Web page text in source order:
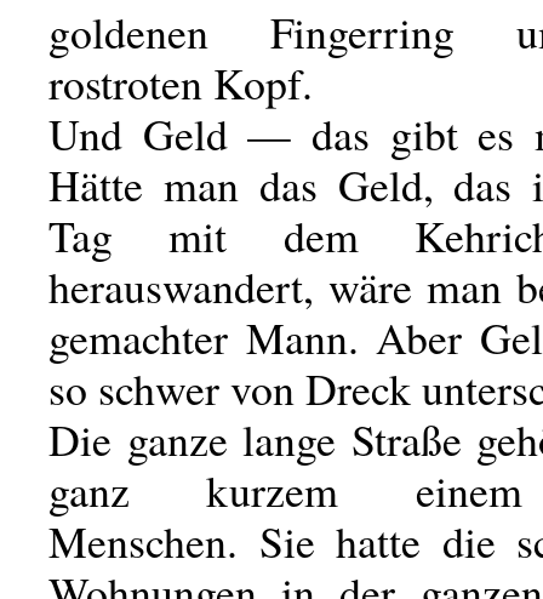
goldenen Fingerring
rostroten Kopf.
Und Geld — das gibt es
Hätte man das Geld, das
Tag mit dem
herauswandert, wäre man
gemachter Mann. Aber
so schwer von Dreck
Die ganze lange Straße
ganz kurzem einem
Menschen. Sie hatte die